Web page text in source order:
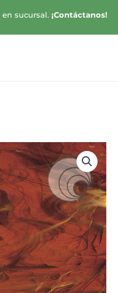
sucursal. ¡Contáctanos!